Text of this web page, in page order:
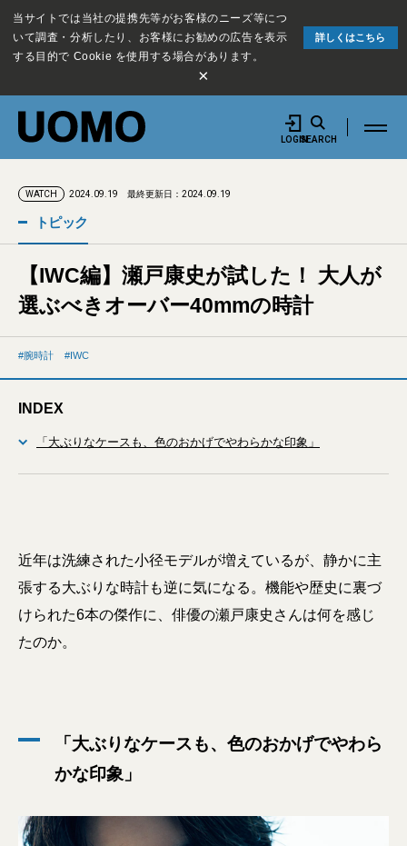
当サイトでは当社の提携先等がお客様のニーズ等につ
いて調査・分析したり、お客様にお勧めの広告を表示
する目的で Cookie を使用する場合があります。
詳しくはこちら
×
LOGINSEARCH
WATCH 2024.09.19 最終更新日：2024.09.19
トピック
【IWC編】瀬戸康史が試した！ 大人が
選ぶべきオーバー40mmの時計
腕時計 IWC
INDEX
「大ぶりなケースも、色のおかげでやわらかな印象」
近年は洗練された小径モデルが増えているが、静かに主
張する大ぶりな時計も逆に気になる。機能や歴史に裏づ
けられた6本の傑作に、俳優の瀬戸康史さんは何を感じ
たのか。
「大ぶりなケースも、色のおかげでやわら
かな印象」